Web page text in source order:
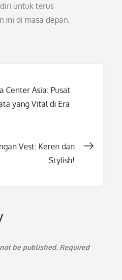
untuk terus
ini di masa depan.
Center Asia: Pusat
yang Vital di Era
Vest: Keren dan
Stylish!
be published. Required